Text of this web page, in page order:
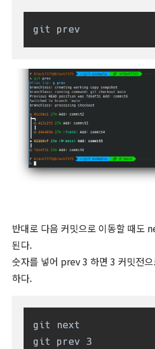
git prev
반대로 다음 커밋으로 이동할 때도
된다.
숫자를 넣어 prev 3 하면 3 커밋전
하다.
git next
git prev 3